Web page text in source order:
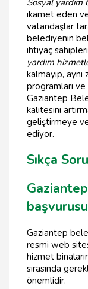
ikamet eden
vatandaşlar
belediyenin
ihtiyaç
yardım
kalmayıp,
programları
Gaziantep
kalitesini
geliştirmeye
ediyor.
Sıkça
başvurusu
Gaziantep
resmi web
hizmet
sırasında
önemlidir.